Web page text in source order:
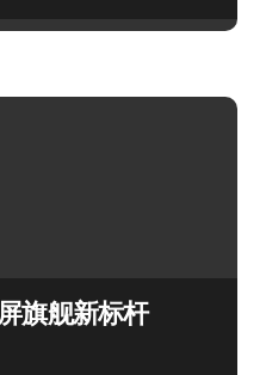
旗舰新标杆